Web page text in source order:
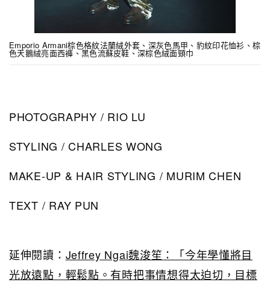
Emporio Armani棕色格紋法蘭絨外套、深灰色馬甲、豹紋印花恤衫、棕
色天鵝絨亮面西褲、黑色流蘇皮鞋、深棕色絨面頸巾
PHOTOGRAPHY / RIO LU
STYLING / CHARLES WONG
MAKE-UP & HAIR STYLING / MURIM CHEN
TEXT / RAY PUN
延伸閱讀： Jeffrey Ngai魏浚笙：「今年學懂將目
光放遠點，輕鬆點。有時把事情想得太迫切，目標